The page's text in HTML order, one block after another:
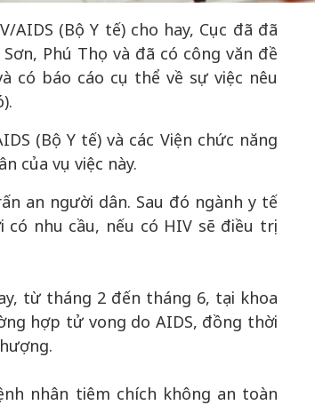
(Bộ Y tế) cho hay, Cục đã đã
Phú Thọ và đã có công văn đề
có báo cáo cụ thể về sự việc nêu
(Bộ Y tế) và các Viện chức năng
của vụ việc này.
an người dân. Sau đó ngành y tế
nhu cầu, nếu có HIV sẽ điều trị
từ tháng 2 đến tháng 6, tại khoa
hợp tử vong do AIDS, đồng thời
nhân tiêm chích không an toàn
50 năm Việt Nam gia
nhập UNESCO: Khơi
nguồn nội lực văn hóa,
định hình vị thế kiến
tạo | Kỳ 1: Khát vọng
bình thể hiện trong
quyết định lịch sử
50 năm Việt
nhập
vị thế kiến
Chuyển hóa
thành động